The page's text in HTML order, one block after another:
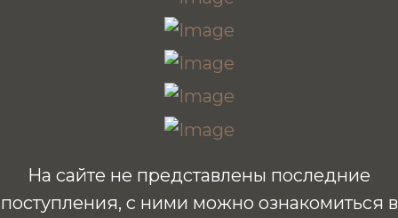
На сайте не представлены последние
поступления, с ними можно ознакомиться в